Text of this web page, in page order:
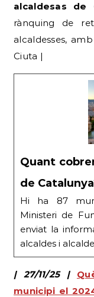
alcaldesas de
rànquing de
alcaldesses,
Ciuta |
Quant
de
Hi ha 87
Ministeri de
enviat la
alcaldes i
| 27/11/25 |
municipi el